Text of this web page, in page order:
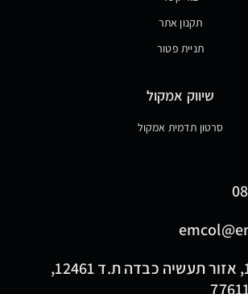
תקנון אתר
תניית פטור
שיווק אמקול
סרטון תדמית אמקול
הבנאים 18, אזור תעשיה כבדה ת.ד 12461,